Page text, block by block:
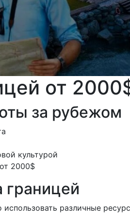
от
за рубежом
культурой
2000$
границей
различные